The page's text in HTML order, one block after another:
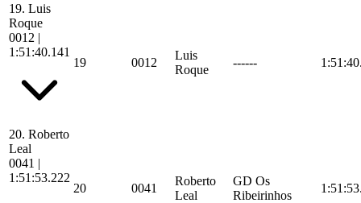
19. Luis
Roque
0012 |
1:51:40.141
19 0012
Luis
Roque
------
20. Roberto
Leal
0041 |
1:51:53.222
20 0041
Roberto
Leal
GD Os
Ribeirinhos